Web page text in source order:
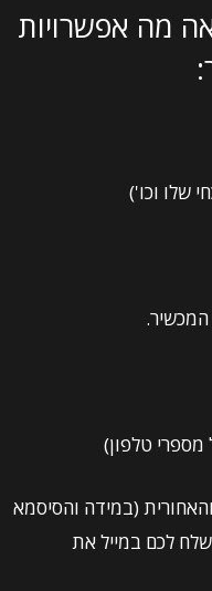
מה אפשרויות
(במידה והסיסמא
לכם במייל את